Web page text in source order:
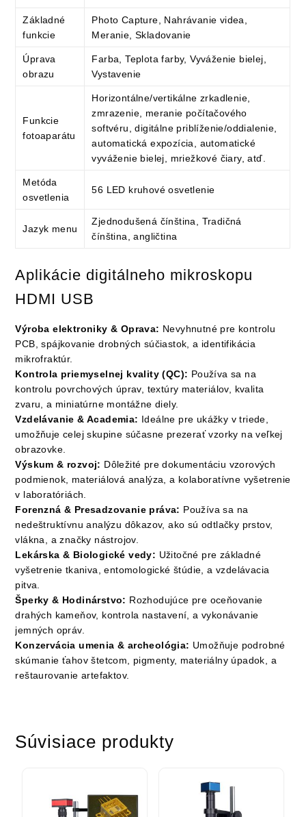
Základné
funkcie
Photo Capture, Nahrávanie videa,
Meranie, Skladovanie
Úprava
obrazu
Farba, Teplota farby, Vyváženie bielej,
Vystavenie
Funkcie
fotoaparátu
Horizontálne/vertikálne zrkadlenie,
zmrazenie, meranie počítačového
softvéru, digitálne priblíženie/oddialenie,
automatická expozícia, automatické
vyváženie bielej, mriežkové čiary, atď.
Metóda
osvetlenia
56 LED kruhové osvetlenie
Jazyk menu
Zjednodušená čínština, Tradičná
čínština, angličtina
Aplikácie digitálneho mikroskopu
HDMI USB
Výroba elektroniky & Oprava: Nevyhnutné pre kontrolu
PCB, spájkovanie drobných súčiastok, a identifikácia
mikrofraktúr.
Kontrola priemyselnej kvality (QC): Používa sa na
kontrolu povrchových úprav, textúry materiálov, kvalita
zvaru, a miniatúrne montážne diely.
Vzdelávanie & Academia: Ideálne pre ukážky v triede,
umožňuje celej skupine súčasne prezerať vzorky na veľkej
obrazovke.
Výskum & rozvoj: Dôležité pre dokumentáciu vzorových
podmienok, materiálová analýza, a kolaboratívne vyšetrenie
v laboratóriách.
Forenzná & Presadzovanie práva: Používa sa na
nedeštruktívnu analýzu dôkazov, ako sú odtlačky prstov,
vlákna, a značky nástrojov.
Lekárska & Biologické vedy: Užitočné pre základné
vyšetrenie tkaniva, entomologické štúdie, a vzdelávacia
pitva.
Šperky & Hodinárstvo: Rozhodujúce pre oceňovanie
drahých kameňov, kontrola nastavení, a vykonávanie
jemných opráv.
Konzervácia umenia & archeológia: Umožňuje podrobné
skúmanie ťahov štetcom, pigmenty, materiálny úpadok, a
reštaurovanie artefaktov.
Súvisiace produkty